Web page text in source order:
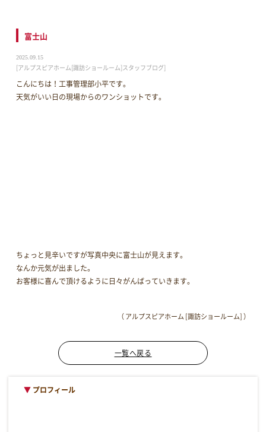
富士山
2025.09.15
[アルプスピアホーム[諏訪ショールーム]スタッフブログ]
こんにちは！工事管理部小平です。
天気がいい日の現場からのワンショットです。
ちょっと見辛いですが写真中央に富士山が見えます。
なんか元気が出ました。
お客様に喜んで頂けるように日々がんばっていきます。
（ アルプスピアホーム [諏訪ショールーム] ）
一覧へ戻る
▼ プロフィール